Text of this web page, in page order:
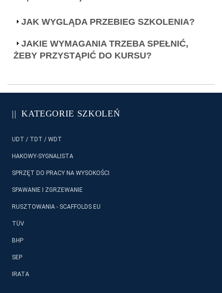
JAK WYGLĄDA PRZEBIEG SZKOLENIA?
JAKIE WYMAGANIA TRZEBA SPEŁNIĆ,
ŻEBY PRZYSTĄPIĆ DO KURSU?
KATEGORIE SZKOLEŃ
UDT / TDT / WDT
HAKOWY-SYGNALISTA
SPRZĘT DO PRACY NA WYSOKOŚCI
SPAWANIE I ZGRZEWANIE
RUSZTOWANIA - SCAFFOLDS EU
TÜV
BHP
SEP
IRATA